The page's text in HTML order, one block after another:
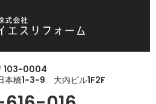
103-0004
本橋1-3-9 大内ビル1F2F